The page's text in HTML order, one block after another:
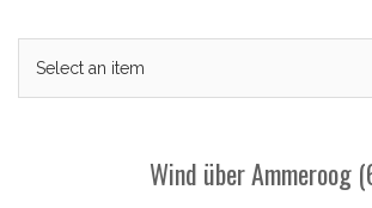
Wind über Ammeroog